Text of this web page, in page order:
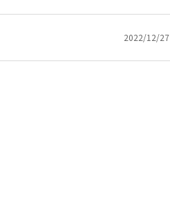
2022/12/27